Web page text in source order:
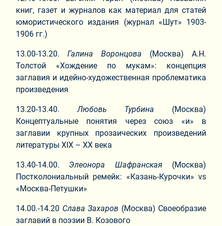
книг, газет и журналов как материал для статей
юмористического издания (журнал «Шут» 1903-
1906 гг.)
13.00-13.20. Галина Воронцова (Москва) А.Н.
Толстой «Хождение по мукам»: концепция
заглавия и идейно-художественная проблематика
произведения
13.20-13.40.Любовь Турбина (Москва)
Концептуальные понятия через союз «и» в
заглавии крупных прозаических произведений
литературы ХIХ – ХХ века
13.40-14.00. Элеонора Шафранская (Москва)
Постколониальный ремейк: «Казань-Курочки» vs
«Москва-Петушки»
14.00.-14.20 Слава Захаров (Москва) Своеобразие
заглавий в поэзии В. Козового